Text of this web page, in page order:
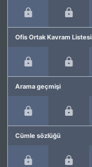
Ofis Ortak Kavram Listesi
Arama geçmişi
Cümle sözlüğü